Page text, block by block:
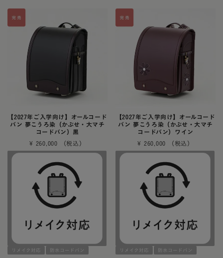
【2027年ご入学向け】オールコード
バン 夢こうろ染（かぶせ・大マチ
コードバン）黒
¥
260,000
リメイク対応 防水コードバン
【2027年ご入学向け】オールコード
バン 夢こうろ染（かぶせ・大マチ
コードバン）ワイン
¥
260,000
リメイク対応 防水コードバン